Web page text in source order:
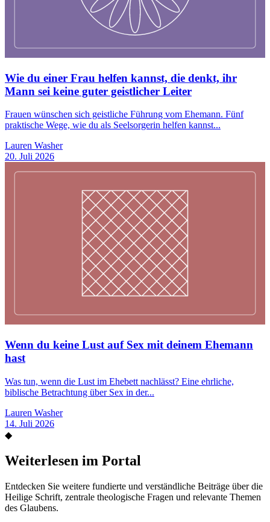
Wie du einer Frau helfen kannst, die denkt, ihr
Mann sei keine guter geistlicher Leiter
Frauen wünschen sich geistliche Führung vom Ehemann. Fünf
praktische Wege, wie du als Seelsorgerin helfen kannst...
Lauren Washer
20. Juli 2026
Wenn du keine Lust auf Sex mit deinem Ehemann
hast
Was tun, wenn die Lust im Ehebett nachlässt? Eine ehrliche,
biblische Betrachtung über Sex in der...
Lauren Washer
14. Juli 2026
◆
Weiterlesen im Portal
Entdecken Sie weitere fundierte und verständliche Beiträge über die
Heilige Schrift, zentrale theologische Fragen und relevante Themen
des Glaubens.